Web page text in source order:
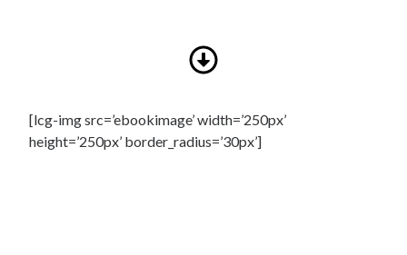
[lcg-img src=’ebookimage’ width=’250px’
height=’250px’ border_radius=’30px’]